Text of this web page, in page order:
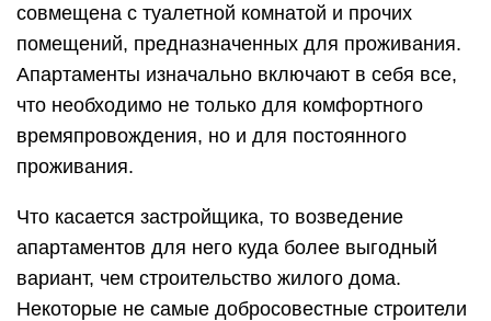
совмещена с туалетной комнатой и прочих
помещений, предназначенных для проживания.
Апартаменты изначально включают в себя все,
что необходимо не только для комфортного
времяпровождения, но и для постоянного
проживания.
Что касается застройщика, то возведение
апартаментов для него куда более выгодный
вариант, чем строительство жилого дома.
Некоторые не самые добросовестные строители